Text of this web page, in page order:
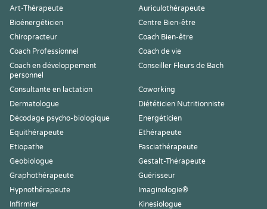
Art-Thérapeute
Auriculothérapeute
Bioénergéticien
Centre Bien-être
Chiropracteur
Coach Bien-être
Coach Professionnel
Coach de vie
Coach en développement
personnel
Conseiller Fleurs de Bach
Consultante en lactation
Coworking
Dermatologue
Diététicien Nutritionniste
Décodage psycho-biologique
Energéticien
Equithérapeute
Ethérapeute
Etiopathe
Fasciathérapeute
Geobiologue
Gestalt-Thérapeute
Graphothérapeute
Guérisseur
Hypnothérapeute
Imaginologie®
Infirmier
Kinesiologue